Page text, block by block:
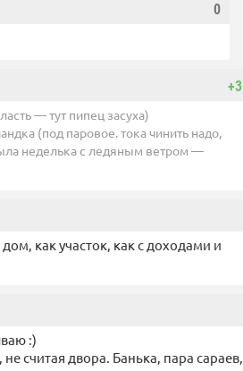
0
+3
— тут пипец засуха)
(под паровое. тока чинить надо,
неделька с ледяным ветром —
как участок, как с доходами и
:)
считая двора. Банька, пара сараев,